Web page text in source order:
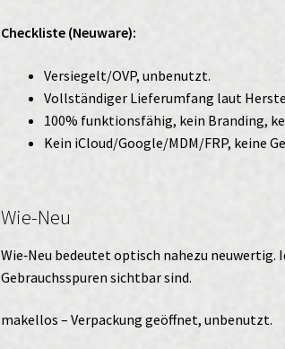
Checkliste (Neuware):
Versiegelt/OVP, unbenutzt.
Vollständiger Lieferumfang laut
100% funktionsfähig, kein Branding,
Kein iCloud/Google/MDM/FRP, keine
Wie-Neu
Wie‑Neu bedeutet optisch nahezu neuwertig.
Gebrauchsspuren sichtbar sind.
makellos – Verpackung geöffnet, unbenutzt.